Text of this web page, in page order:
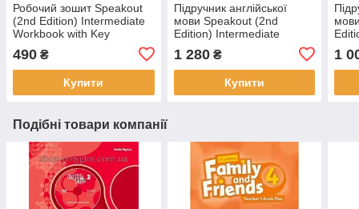
Робочий зошит Speakout
(2nd Edition) Intermediate
Workbook with Key
490 ₴
Купити
Підручник англійської
мови Speakout (2nd
Edition) Intermediate
student's Book with DVD-
ROM and MyLab Pack
1 280₴
Купити
1
Подібні товари компанії